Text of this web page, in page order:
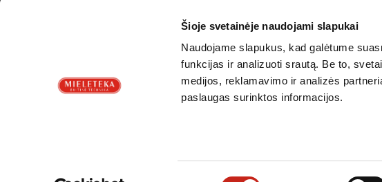
Šioje svetainėje naudojami slapukai
Naudojame slapukus, kad galėtume
funkcijas ir analizuoti srautą. Be to,
medijos, reklamavimo ir analizės
paslaugas surinktos informacijos.
Privatumo Politika
Kontaktai
Indaplovių priedai
Orkaitės
Orkaičių priedai